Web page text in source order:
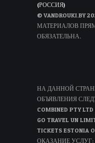
(РОССИЯ)
© VANDROUKI.BY
МАТЕРИАЛОВ
ОБЯЗАТЕЛЬНА.
НА ДАННОЙ
ОБЪЯВЛЕНИЯ
COMBINED PTY
GO TRAVEL UN
TICKETS ESTONIA
ОКАЗАНИЕ УСЛУГ: